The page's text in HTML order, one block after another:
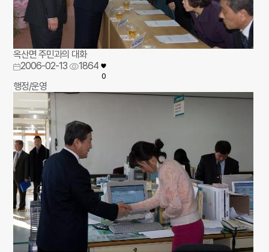
옥산면 주민과의 대화
2006-02-13
1864
0
행정/운영